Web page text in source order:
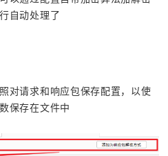
自动处理了
对请求和响应包保存配置，以使
保存在文件中